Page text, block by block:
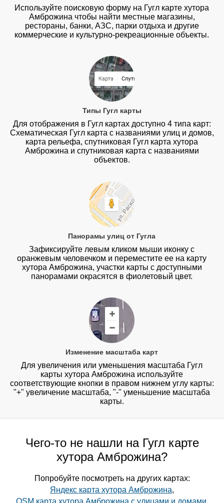
Используйте поисковую форму на Гугл карте хутора
Амброжина чтобы найти местные магазины,
рестораны, банки, АЗС, парки отдыха и другие
коммерческие и культурно-рекреационные объекты.
Типы Гугл карты
Для отображения в Гугл картах доступно 4 типа карт:
Схематическая Гугл карта с названиями улиц и домов,
карта рельефа, спутниковая Гугл карта хутора
Амброжина и спутниковая карта с названиями
объектов.
Панорамы улиц от Гугла
Зафиксируйте левым кликом мыши иконку с
оранжевым человечком и переместите ее на карту
хутора Амброжина, участки карты с доступными
панорамами окрасятся в фиолетовый цвет.
Изменение масштаба карт
Для увеличения или уменьшения масштаба Гугл
карты хутора Амброжина используйте
соответствующие кнопки в правом нижнем углу карты:
"+" увеличение масштаба, "-" уменьшение масштаба
карты.
Чего-то не нашли на Гугл карте
хутора Амброжина?
Попробуйте посмотреть на других картах:
Яндекс карта хутора Амброжина,